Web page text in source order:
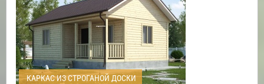
КАРКАС ИЗ СТРОГАНОЙ ДОСКИ